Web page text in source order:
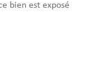
bien est exposé